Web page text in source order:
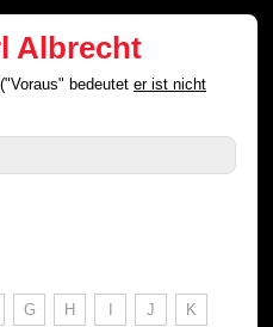
Albrecht
bedeuteter ist nicht
G H I J K